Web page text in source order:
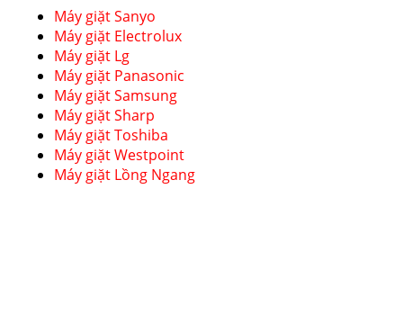
Máy giặt Sanyo
Máy giặt Electrolux
Máy giặt Lg
Máy giặt Panasonic
Máy giặt Samsung
Máy giặt Sharp
Máy giặt Toshiba
Máy giặt Westpoint
Máy giặt Lồng Ngang